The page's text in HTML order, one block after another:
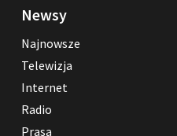
Newsy
Najnowsze
Telewizja
Internet
Radio
Prasa